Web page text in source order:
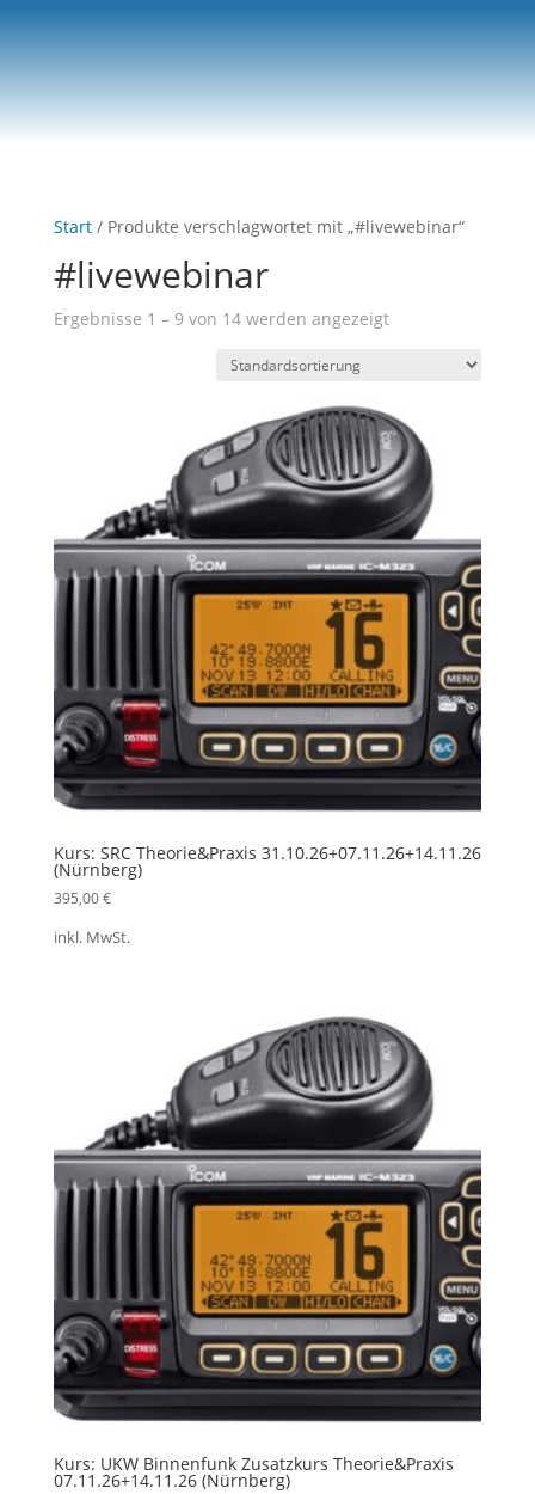
0-Artikel
Start/ Produkte verschlagwortet mit „#livewebinar“
#livewebinar
Ergebnisse 1 – 9 von 14 werden angezeigt
Kurs: SRC Theorie&Praxis 31.10.26+07.11.26+14.11.26
(Nürnberg)
395,00€
inkl. MwSt.
Kurs: UKW Binnenfunk Zusatzkurs Theorie&Praxis
07.11.26+14.11.26 (Nürnberg)